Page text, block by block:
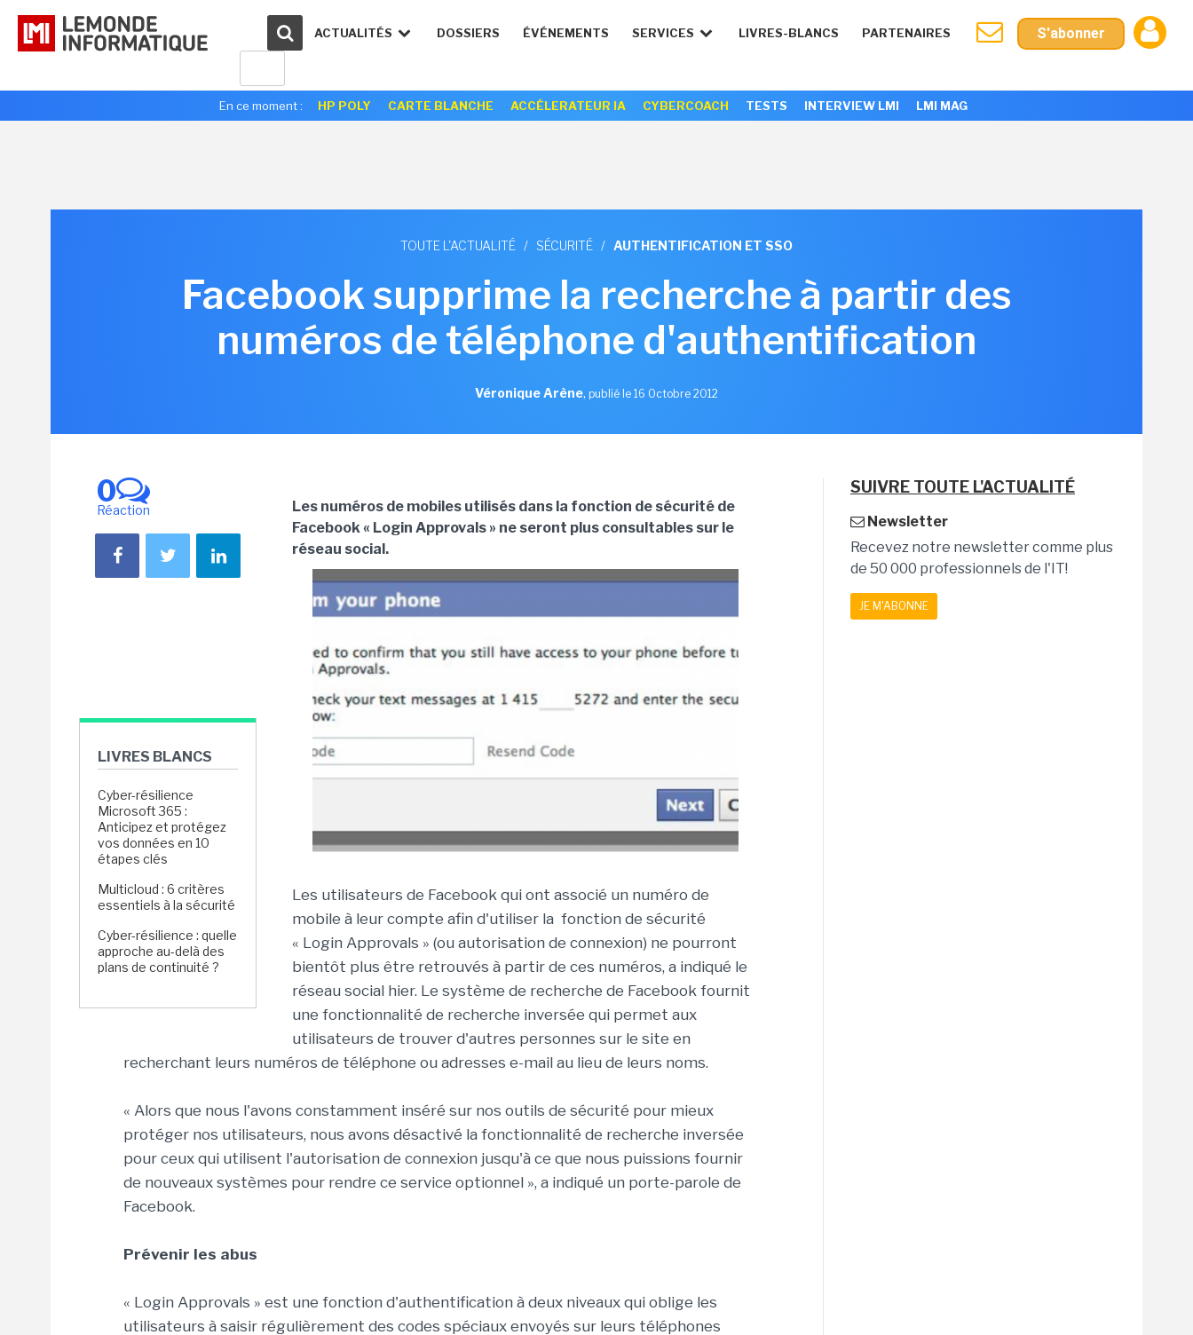
ACTUALITÉS DOSSIERS ÉVÉNEMENTS SERVICES LIVRES-BLANCS PARTENAIRES S'abonner
En ce moment : HP POLY CARTE BLANCHE ACCÉLERATEUR IA CYBERCOACH TESTS INTERVIEW LMI LMI MAG
TOUTE L'ACTUALITÉ / SÉCURITÉ / AUTHENTIFICATION ET SSO
Facebook supprime la recherche à partir des
numéros de téléphone d'authentification
Véronique Arène, publié le 16 Octobre 2012
0
Réaction
LIVRES BLANCS
Cyber-résilience
Microsoft 365 :
Anticipez et protégez
vos données en 10
étapes clés
Multicloud : 6 critères
essentiels à la sécurité
Cyber-résilience : quelle
approche au-delà des
plans de continuité ?
Les numéros de mobiles utilisés dans la fonction de sécurité de
Facebook « Login Approvals » ne seront plus consultables sur le
réseau social.
Les utilisateurs de Facebook qui ont associé un numéro de
mobile à leur compte afin d'utiliser la fonction de sécurité
« Login Approvals » (ou autorisation de connexion) ne pourront
bientôt plus être retrouvés à partir de ces numéros, a indiqué le
réseau social hier. Le système de recherche de Facebook fournit
une fonctionnalité de recherche inversée qui permet aux
utilisateurs de trouver d'autres personnes sur le site en
recherchant leurs numéros de téléphone ou adresses e-mail au lieu de leurs noms.
« Alors que nous l'avons constamment inséré sur nos outils de sécurité pour mieux
protéger nos utilisateurs, nous avons désactivé la fonctionnalité de recherche inversée
pour ceux qui utilisent l'autorisation de connexion jusqu'à ce que nous puissions fournir
de nouveaux systèmes pour rendre ce service optionnel », a indiqué un porte-parole de
Facebook.
Prévenir les abus
« Login Approvals » est une fonction d'authentification à deux niveaux qui oblige les
utilisateurs à saisir régulièrement des codes spéciaux envoyés sur leurs téléphones
SUIVRE TOUTE L'ACTUALITÉ
Newsletter
Recevez notre newsletter comme plus
de 50 000 professionnels de l'IT!
JE M'ABONNE